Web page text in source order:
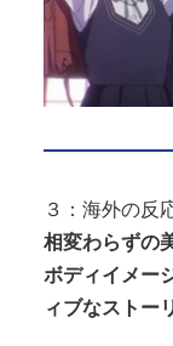
３：海外の反
相変わらずの
ボディイメー
ィブなストー